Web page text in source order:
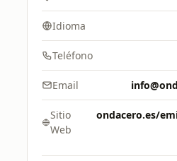
Idioma
Teléfono
Email
Sitio
Web
ondacero.es/